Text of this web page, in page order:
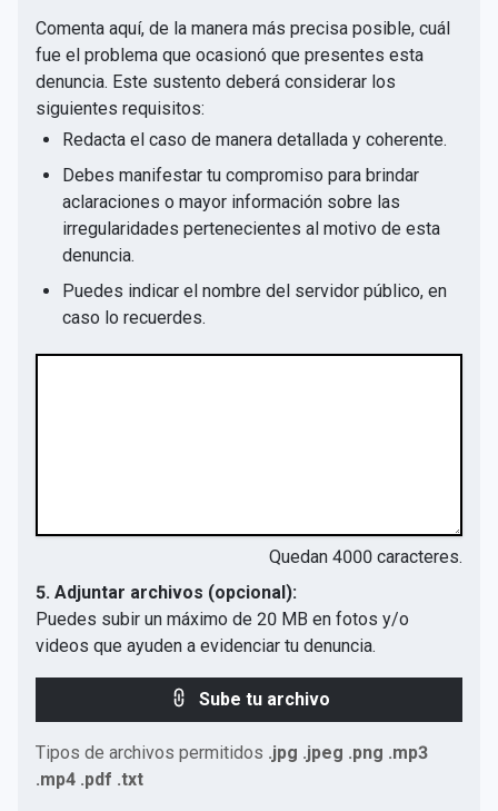
Comenta aquí, de la manera más precisa posible, cuál
fue el problema que ocasionó que presentes esta
denuncia. Este sustento deberá considerar los
siguientes requisitos:
Redacta el caso de manera detallada y coherente.
Debes manifestar tu compromiso para brindar
aclaraciones o mayor información sobre las
irregularidades pertenecientes al motivo de esta
denuncia.
Puedes indicar el nombre del servidor público, en
caso lo recuerdes.
Quedan 4000 caracteres.
5. Adjuntar archivos (opcional):
Puedes subir un máximo de 20 MB en fotos y/o
videos que ayuden a evidenciar tu denuncia.
Sube tu archivo
Tipos de archivos permitidos .jpg .jpeg .png .mp3
.mp4 .pdf .txt